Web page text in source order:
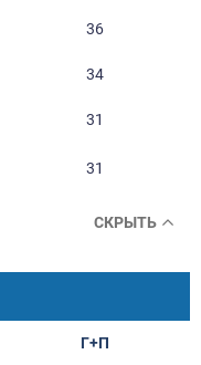
36
34
31
31
СКРЫТЬ
Г+П